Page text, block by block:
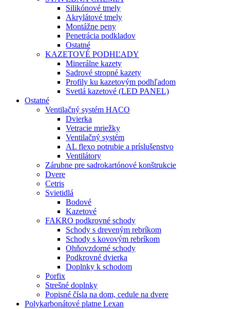
Silikónové tmely
Akrylátové tmely
Montážne peny
Penetrácia podkladov
Ostatné
KAZETOVÉ PODHĽADY
Minerálne kazety
Sadrové stropné kazety
Profily ku kazetovým podhľadom
Svetlá kazetové (LED PANEL)
Ostatné
Ventilačný systém HACO
Dvierka
Vetracie mriežky
Ventilačný systém
AL flexo potrubie a príslušenstvo
Ventilátory
Zárubne pre sadrokartónové konštrukcie
Dvere
Cetris
Svietidlá
Bodové
Kazetové
FAKRO podkrovné schody
Schody s dreveným rebríkom
Schody s kovovým rebríkom
Ohňovzdorné schody
Podkrovné dvierka
Doplnky k schodom
Porfix
Strešné doplnky
Popisné čísla na dom, cedule na dvere
Polykarbonátové platne Lexan